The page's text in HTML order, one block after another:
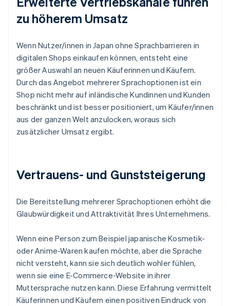
zu höherem Umsatz
Wenn Nutzer/innen in Japan ohne Sprachbarrieren in
digitalen Shops einkaufen können, entsteht eine
größer Auswahl an neuen Käuferinnen und Käufern.
Durch das Angebot mehrerer Sprachoptionen ist ein
Shop nicht mehr auf inländische Kundinnen und Kunden
beschränkt und ist besser positioniert, um Käufer/innen
aus der ganzen Welt anzulocken, woraus sich
zusätzlicher Umsatz ergibt.
Vertrauens- und Gunststeigerung
Die Bereitstellung mehrerer Sprachoptionen erhöht die
Glaubwürdigkeit und Attraktivität Ihres Unternehmens.
Wenn eine Person zum Beispiel japanische Kosmetik-
oder Anime-Waren kaufen möchte, aber die Sprache
nicht versteht, kann sie sich deutlich wohler fühlen,
wenn sie eine E-Commerce-Website in ihrer
Muttersprache nutzen kann. Diese Erfahrung vermittelt
Käuferinnen und Käufern einen positiven Eindruck von